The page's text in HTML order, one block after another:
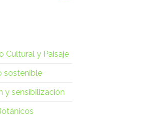
Cultural y Paisaje
sostenible
y sensibilización